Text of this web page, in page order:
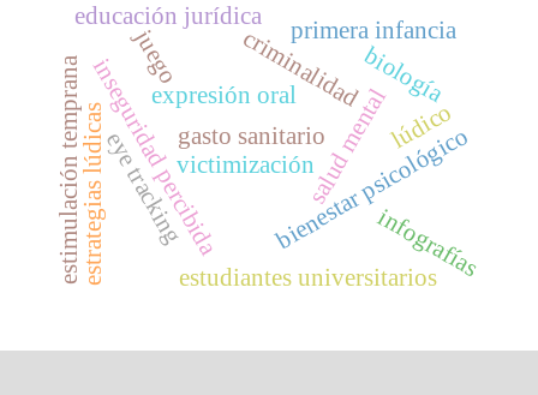
criminalidad
salud mental
victimización
inseguridad percibida bienestar psicológico
estimulación temprana
primera infancia
estrategias lúdicas
expresión oral
eye tracking infografías
estudiantes universitarios
biología
educación jurídica
juego
lúdico
gasto sanitario